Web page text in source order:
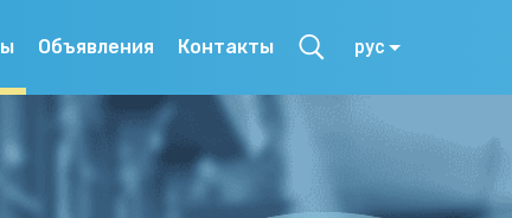
Объявления Контакты рус